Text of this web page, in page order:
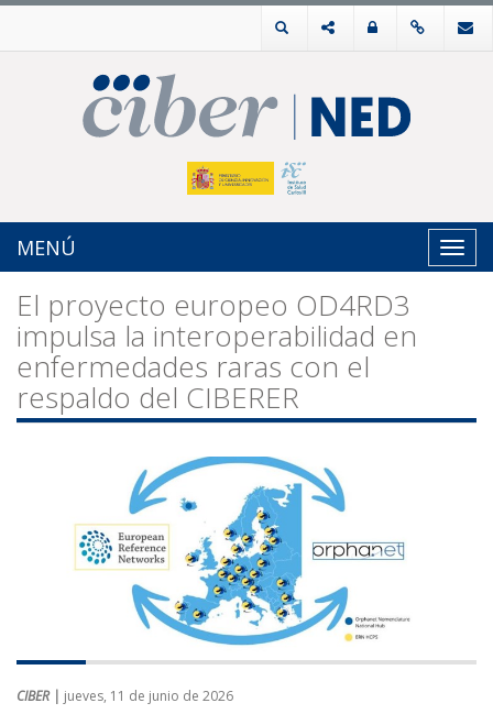
MENÚ
El proyecto europeo OD4RD3
impulsa la interoperabilidad en
enfermedades raras con el
respaldo del CIBERER
CIBER | jueves, 11 de junio de 2026